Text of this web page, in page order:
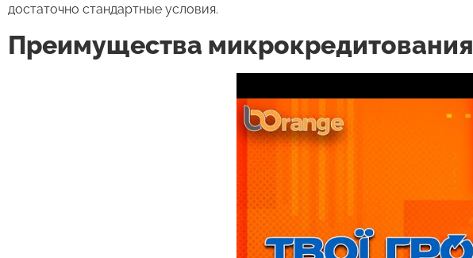
достаточно стандартные условия.
Преимущества микрокредитования